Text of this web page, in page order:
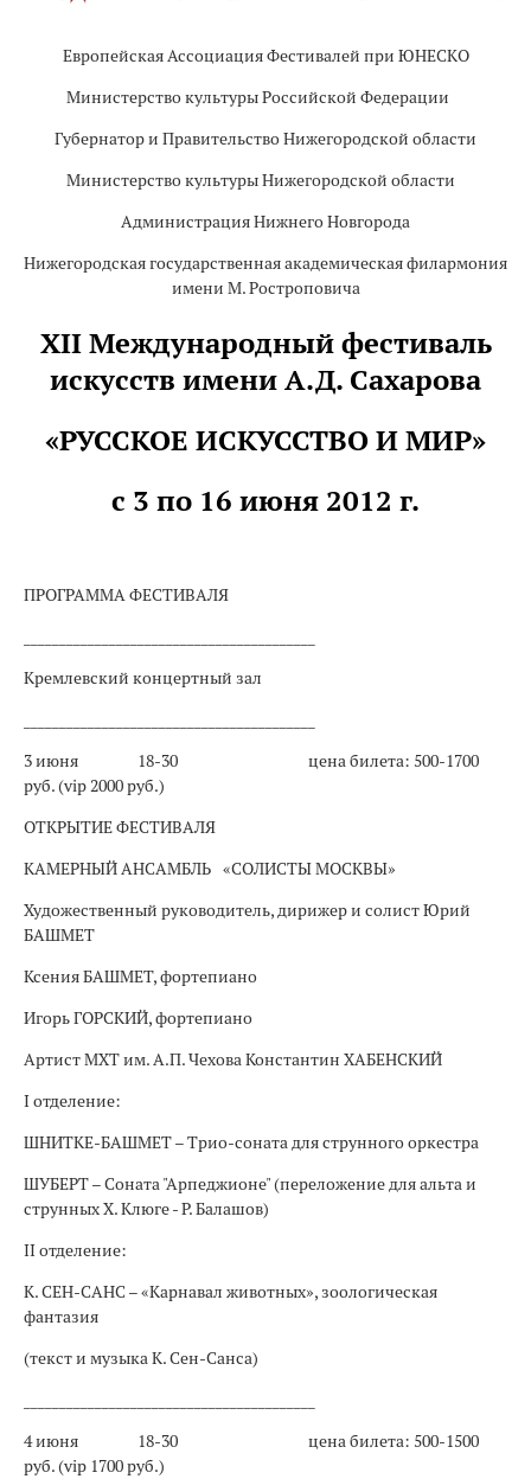
Европейская Ассоциация Фестивалей при ЮНЕСКО
Министерство культуры Российской Федерации
Губернатор и Правительство Нижегородской области
Министерство культуры Нижегородской области
Администрация Нижнего Новгорода
Нижегородская государственная академическая филармония
имени М. Ростроповича
ХII Международный фестиваль
искусств имени А.Д. Сахарова
«РУССКОЕ ИСКУССТВО И МИР»
с 3 по 16 июня 2012 г.
ПРОГРАММА ФЕСТИВАЛЯ
Кремлевский концертный зал
3 июня
18-30
цена билета: 500-1700
руб. (vip 2000 руб.)
ОТКРЫТИЕ ФЕСТИВАЛЯ
КАМЕРНЫЙ АНСАМБЛЬ «СОЛИСТЫ МОСКВЫ»
Художественный руководитель, дирижер и солист Юрий
БАШМЕТ
Ксения БАШМЕТ, фортепиано
Игорь ГОРСКИЙ, фортепиано
Артист МХТ им. А.П. Чехова Константин ХАБЕНСКИЙ
I отделение:
ШНИТКЕ-БАШМЕТ – Трио-соната для струнного оркестра
ШУБЕРТ – Соната "Арпеджионе" (переложение для альта и
струнных Х. Клюге - Р. Балашов)
II отделение:
К. СЕН-САНС – «Карнавал животных», зоологическая
фантазия
(текст и музыка К. Сен-Санса)
4 июня
18-30
цена билета: 500-1500
руб. (vip 1700 руб.)